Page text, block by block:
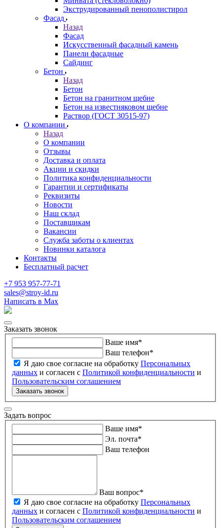
Экструдированный пенополистирол
Фасад
Назад
Фасад
Искусственный фасадный камень
Панели фасадные
Сайдинг
Бетон
Назад
Бетон
Бетон на гранитном щебне
Бетон на известняковом щебне
Раствор (ГОСТ 30515-97)
О компании
Назад
О компании
Отзывы
Доставка и оплата
Акции и скидки
Политика конфиденциальности
Гарантии и сертификаты
Реквизиты
Новости
Наш склад
Поставщикам
Вакансии
Служба заботы о клиентах
Новинки каталога
Контакты
Бесплатный расчет
+7 953 957-77-71
sales@stroy-id.ru
Написать в Max
Заказать звонок
Ваше имя*
Ваш телефон*
Я даю свое согласие на обработку Персональных
данных и согласен с Политикой конфиденциальности и
Пользовательским соглашением
Заказать звонок
Задать вопрос
Ваше имя*
Эл. почта*
Ваш телефон
Ваш вопрос*
Я даю свое согласие на обработку Персональных
данных и согласен с Политикой конфиденциальности и
Пользовательским соглашением